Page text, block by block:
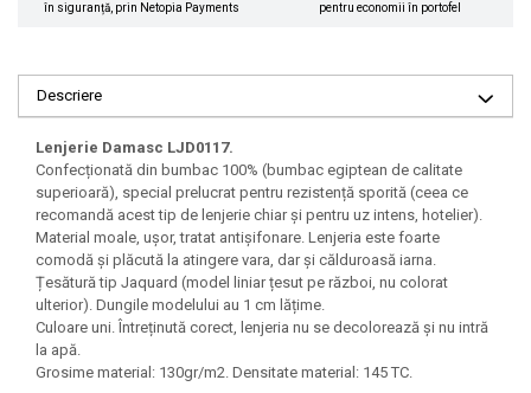
în siguranță, prin Netopia Payments pentru economii în portofel
Descriere
Lenjerie Damasc LJD0117.
Confecționată din bumbac 100% (bumbac egiptean de calitate
superioară), special prelucrat pentru rezistență sporită (ceea ce
recomandă acest tip de lenjerie chiar și pentru uz intens, hotelier).
Material moale, ușor, tratat antișifonare. Lenjeria este foarte
comodă și plăcută la atingere vara, dar și călduroasă iarna.
Țesătură tip Jaquard (model liniar țesut pe război, nu colorat
ulterior). Dungile modelului au 1 cm lățime.
Culoare uni. Întreținută corect, lenjeria nu se decolorează și nu intră
la apă.
Grosime material: 130gr/m2. Densitate material: 145 TC.